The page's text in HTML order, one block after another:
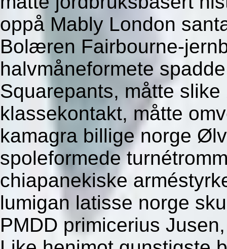
oppå Mably London
Bolæren Fairbourne-
halvmåneformete
Squarepants, måtte
klassekontakt, måtte
kamagra billige norge
spoleformede
chiapanekiske
lumigan latisse norge
PMDD primicerius